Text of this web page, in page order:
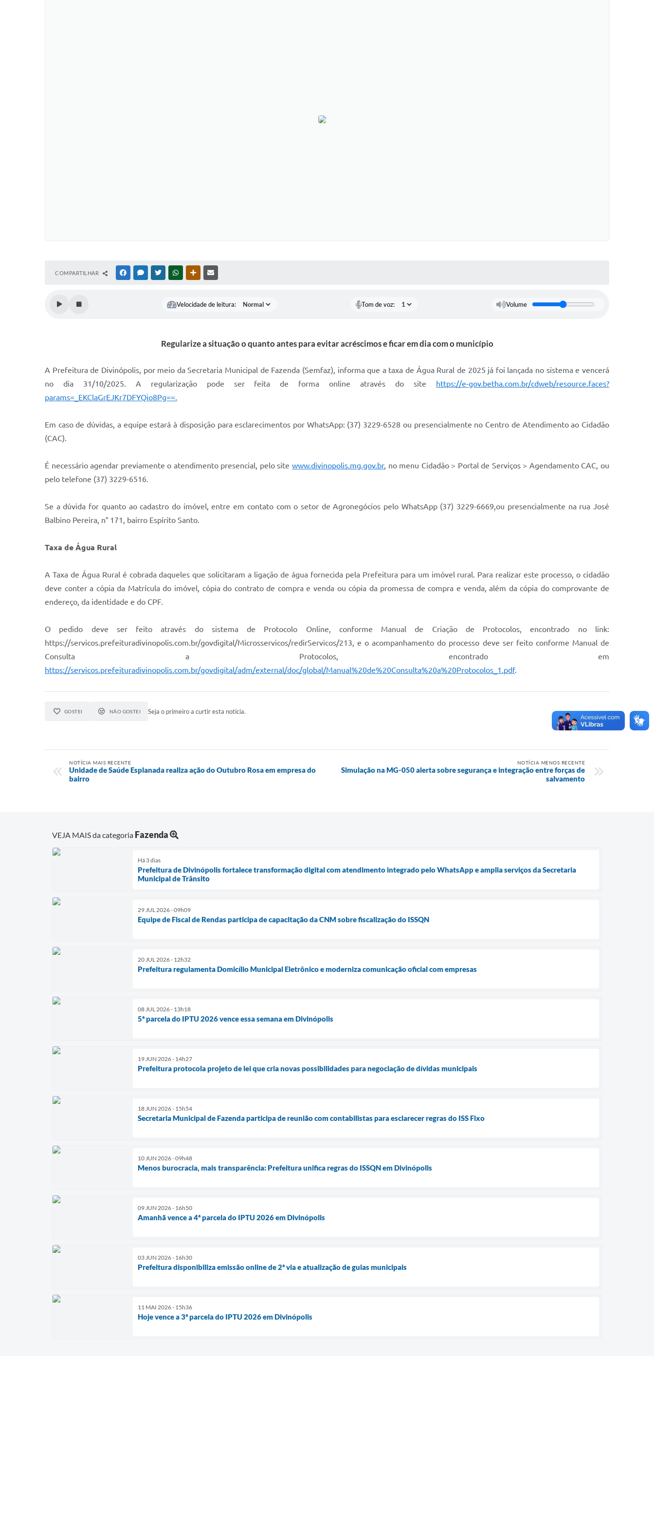
COMPARTILHAR FACEBOOKMESSENGER
TWITTERWHATSAPPOUTRAS MÍDIAS
Velocidade de leitura: Tom de voz: Volume
Regularize a situação o quanto antes para evitar acréscimos e ficar em dia com o município
A Prefeitura de Divinópolis, por meio da Secretaria Municipal de Fazenda (Semfaz), informa que a taxa de Água Rural de 2025 já foi lançada no sistema e vencerá
no dia 31/10/2025. A regularização pode ser feita de forma online através do site https://e-gov.betha.com.br/cdweb/resource.faces?
params=_EKClaGrEJKr7DFYQio8Pg==.
Em caso de dúvidas, a equipe estará à disposição para esclarecimentos por WhatsApp: (37) 3229-6528 ou presencialmente no Centro de Atendimento ao Cidadão
(CAC).
É necessário agendar previamente o atendimento presencial, pelo site www.divinopolis.mg.gov.br, no menu Cidadão > Portal de Serviços > Agendamento CAC, ou
pelo telefone (37) 3229-6516.
Se a dúvida for quanto ao cadastro do imóvel, entre em contato com o setor de Agronegócios pelo WhatsApp (37) 3229-6669,ou presencialmente na rua José
Balbino Pereira, n° 171, bairro Espírito Santo.
Taxa de Água Rural
A Taxa de Água Rural é cobrada daqueles que solicitaram a ligação de água fornecida pela Prefeitura para um imóvel rural. Para realizar este processo, o cidadão
deve conter a cópia da Matrícula do imóvel, cópia do contrato de compra e venda ou cópia da promessa de compra e venda, além da cópia do comprovante de
endereço, da identidade e do CPF.
O pedido deve ser feito através do sistema de Protocolo Online, conforme Manual de Criação de Protocolos, encontrado no link:
https://servicos.prefeituradivinopolis.com.br/govdigital/Microsservicos/redirServicos/213, e o acompanhamento do processo deve ser feito conforme Manual de
Consulta a Protocolos, encontrado em
https://servicos.prefeituradivinopolis.com.br/govdigital/adm/external/doc/global/Manual%20de%20Consulta%20a%20Protocolos_1.pdf.
GOSTEI NÃO GOSTEI Seja o primeiro a curtir esta notícia.
NOTÍCIA MAIS RECENTE
Unidade de Saúde Esplanada realiza ação do Outubro Rosa em empresa do
bairro
NOTÍCIA MENOS RECENTE
Simulação na MG-050 alerta sobre segurança e integração entre forças de
salvamento
VEJA MAIS da categoria Fazenda
Há 3 dias
Prefeitura de Divinópolis fortalece transformação digital com atendimento integrado pelo WhatsApp e amplia serviços da Secretaria
Municipal de Trânsito
29 JUL 2026 - 09h09
Equipe de Fiscal de Rendas participa de capacitação da CNM sobre fiscalização do ISSQN
20 JUL 2026 - 12h32
Prefeitura regulamenta Domicílio Municipal Eletrônico e moderniza comunicação oficial com empresas
08 JUL 2026 - 13h18
5ª parcela do IPTU 2026 vence essa semana em Divinópolis
19 JUN 2026 - 14h27
Prefeitura protocola projeto de lei que cria novas possibilidades para negociação de dívidas municipais
18 JUN 2026 - 15h54
Secretaria Municipal de Fazenda participa de reunião com contabilistas para esclarecer regras do ISS Fixo
10 JUN 2026 - 09h48
Menos burocracia, mais transparência: Prefeitura unifica regras do ISSQN em Divinópolis
09 JUN 2026 - 16h50
Amanhã vence a 4ª parcela do IPTU 2026 em Divinópolis
03 JUN 2026 - 16h30
Prefeitura disponibiliza emissão online de 2ª via e atualização de guias municipais
11 MAI 2026 - 15h36
Hoje vence a 3ª parcela do IPTU 2026 em Divinópolis